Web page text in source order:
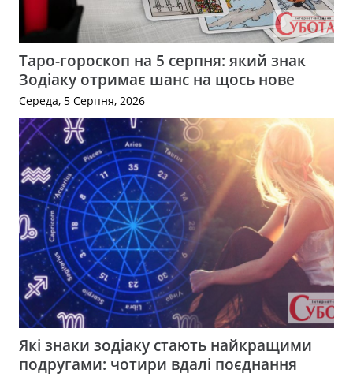
Таро-гороскоп на 5 серпня: який знак
Зодіаку отримає шанс на щось нове
Середа, 5 Серпня, 2026
Які знаки зодіаку стають найкращими
подругами: чотири вдалі поєднання